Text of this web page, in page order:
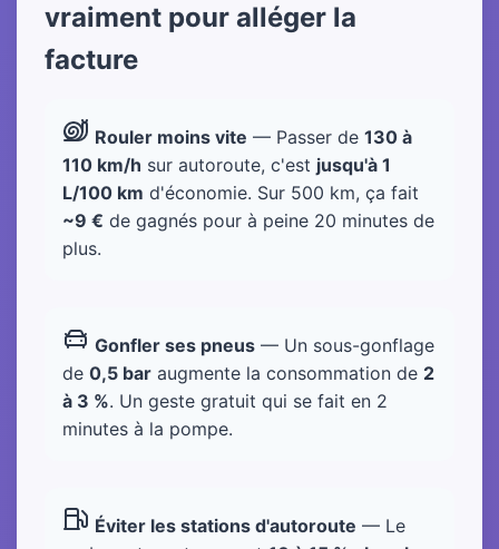
vraiment pour alléger la
facture
Rouler moins vite — Passer de 130 à
110 km/h sur autoroute, c'est jusqu'à 1
L/100 km d'économie. Sur 500 km, ça fait
~9 € de gagnés pour à peine 20 minutes de
plus.
Gonfler ses pneus — Un sous-gonflage
de 0,5 bar augmente la consommation de 2
à 3 %. Un geste gratuit qui se fait en 2
minutes à la pompe.
Éviter les stations d'autoroute — Le